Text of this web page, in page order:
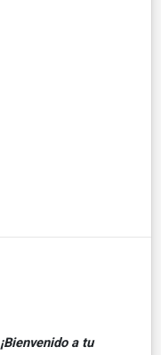
¡Bienvenido a tu